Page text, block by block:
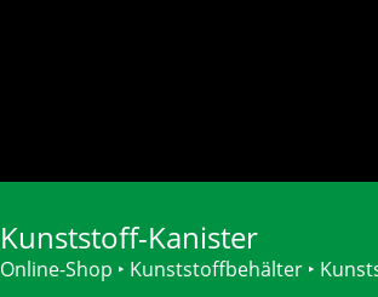
Kunststoff-Kanister
Online-Shop ‣ Kunststoffbehälter ‣